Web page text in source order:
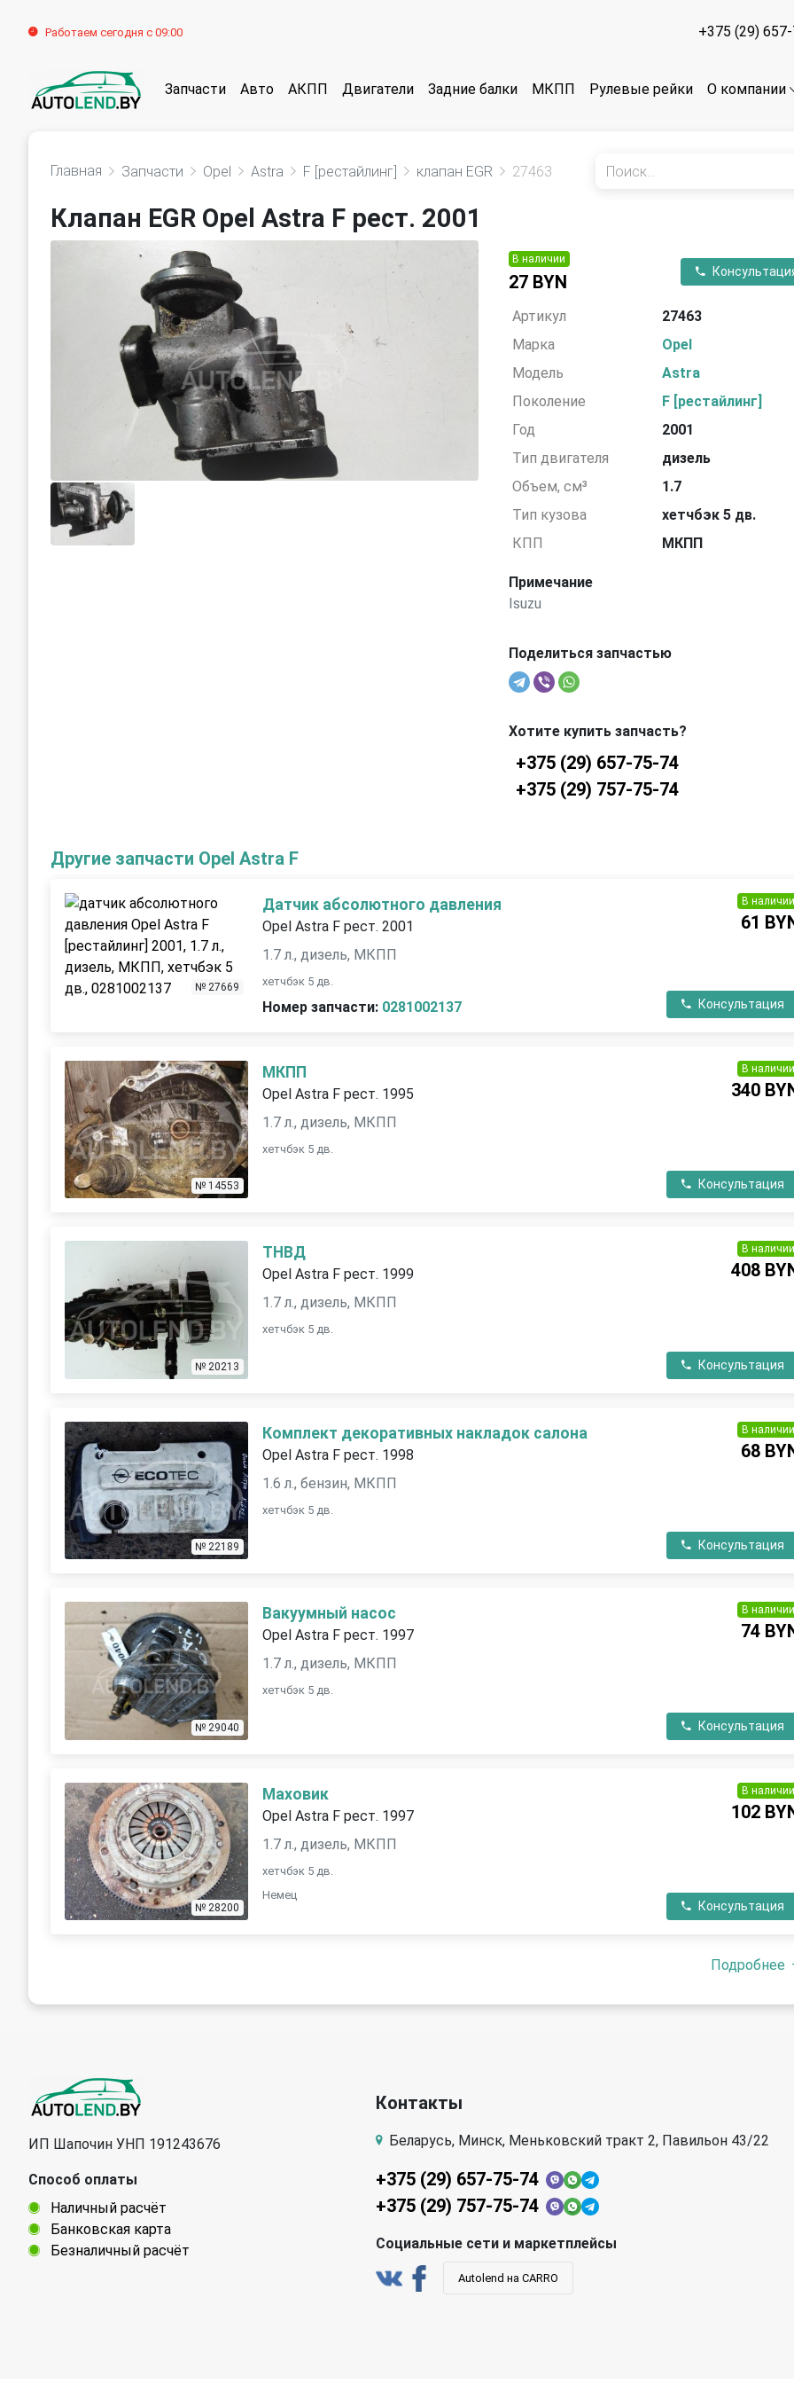
Работаем сегодня с 09:00 +375 (29)
Запчасти Авто АКПП Двигатели Задние балки МКПП Рулевые рейки О компании
Главная Запчасти Opel Astra F [рестайлинг] клапан EGR 27463
Клапан EGR Opel Astra F рест. 2001
В наличии
27 BYN
Артикул
27463
Марка
Opel
Модель
Astra
Поколение
F [рестайлинг]
Год
2001
Тип двигателя
дизель
Объем, см³
1.7
Тип кузова
хетчбэк 5 дв.
КПП
МКПП
Примечание
Isuzu
Поделиться запчастью
Хотите купить запчасть?
+375 (29) 657-75-74
+375 (29) 757-75-74
Другие запчасти Opel Astra F
№ 27669
Датчик абсолютного давления
Opel Astra F рест. 2001
1.7 л., дизель, МКПП
хетчбэк 5 дв.
Номер запчасти: 0281002137
В наличии
61
Консультация
№ 14553
МКПП
Opel Astra F рест. 1995
1.7 л., дизель, МКПП
хетчбэк 5 дв.
В наличии
340
Консультация
№ 20213
ТНВД
Opel Astra F рест. 1999
1.7 л., дизель, МКПП
хетчбэк 5 дв.
В наличии
408
Консультация
№ 22189
Комплект декоративных накладок салона
Opel Astra F рест. 1998
1.6 л., бензин, МКПП
хетчбэк 5 дв.
В наличии
68
Консультация
№ 29040
Вакуумный насос
Opel Astra F рест. 1997
1.7 л., дизель, МКПП
хетчбэк 5 дв.
В наличии
74
Консультация
№ 28200
Маховик
Opel Astra F рест. 1997
1.7 л., дизель, МКПП
хетчбэк 5 дв.
Немец
В наличии
102
Консультация
Подробнее
ИП Шапочин УНП 191243676
Способ оплаты
Наличный расчёт
Банковская карта
Безналичный расчёт
Контакты
Беларусь, Минск, Меньковский тракт 2, Павильон 43/22
+375 (29) 657-75-74
+375 (29) 757-75-74
Социальные сети и маркетплейсы
Autolend на CARRO